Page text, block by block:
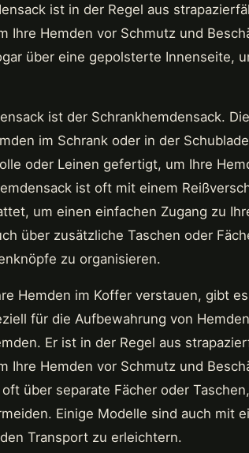
ist in der Regel aus
Ihre Hemden vor Schmutz und
über eine gepolsterte Innenseite,
ist der Schrankhemdensack.
im Schrank oder in der
oder Leinen gefertigt, um Ihre
ist oft mit einem
um einen einfachen Zugang zu
über zusätzliche Taschen oder
zu organisieren.
Hemden im Koffer verstauen, gibt
für die Aufbewahrung von
Er ist in der Regel aus
Ihre Hemden vor Schmutz und
über separate Fächer oder
Einige Modelle sind auch mit
Transport zu erleichtern.